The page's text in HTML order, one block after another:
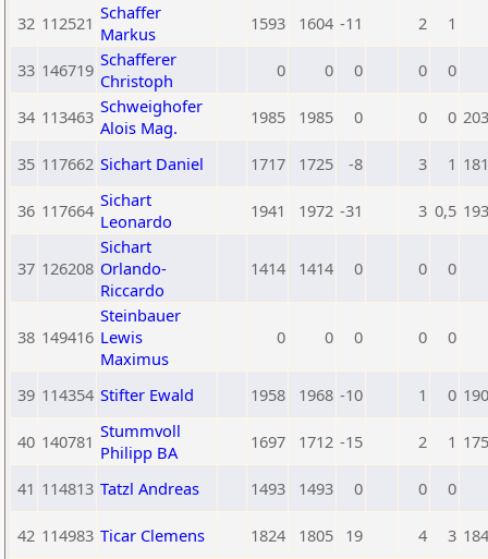
32 112521 Schaffer
Markus
1593 1604 -11 2 1
33 146719 Schafferer
Christoph
0 0 0 0 0
34 113463 Schweighofer
Alois Mag.
1985 1985 0 0 0
35 117662 Sichart Daniel 1717 1725 -8 3 1
36 117664 Sichart
Leonardo
1941 1972 -31 3 0,5
37 126208
Sichart
Orlando-
Riccardo
1414 1414 0 0 0
38 149416
Steinbauer
Lewis
Maximus
0 0 0 0 0
39 114354 Stifter Ewald 1958 1968 -10 1 0
40 140781 Stummvoll
Philipp BA
1697 1712 -15 2 1
41 114813 Tatzl Andreas 1493 1493 0 0 0
42 114983 Ticar Clemens 1824 1805 19 4 3